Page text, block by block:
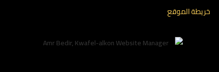
خريطة الموقع